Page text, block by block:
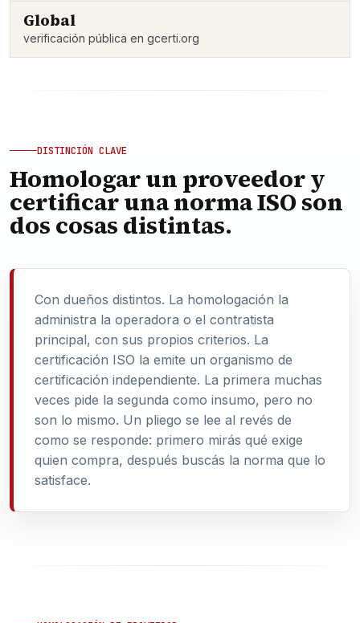
Global
verificación pública en gcerti.org
DISTINCIÓN CLAVE
Homologar un proveedor y
certificar una norma ISO son
dos cosas distintas.
Con dueños distintos. La homologación la
administra la operadora o el contratista
principal, con sus propios criterios. La
certificación ISO la emite un organismo de
certificación independiente. La primera muchas
veces pide la segunda como insumo, pero no
son lo mismo. Un pliego se lee al revés de
como se responde: primero mirás qué exige
quien compra, después buscás la norma que lo
satisface.